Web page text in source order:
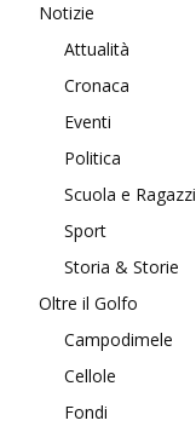
Notizie
Attualità
Cronaca
Eventi
Politica
Scuola e Ragazzi
Sport
Storia & Storie
Oltre il Golfo
Campodimele
Cellole
Fondi